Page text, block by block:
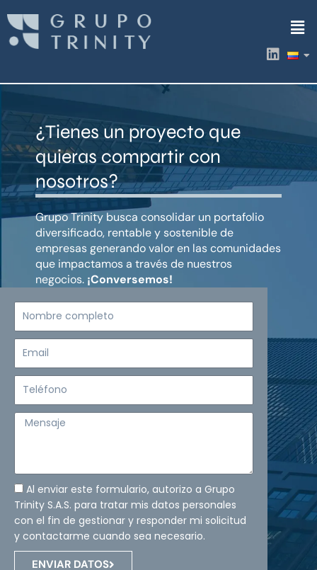
contenido
L
i
k
i
¿Tienes un proyecto que
quieras compartir con
nosotros?
Grupo Trinity busca consolidar un portafolio
diversificado, rentable y sostenible de
empresas generando valor en las comunidades
que impactamos a través de nuestros
negocios. ¡Conversemos!
Mensaje
Al enviar este formulario, autorizo a Grupo
Trinity S.A.S. para tratar mis datos personales
con el fin de gestionar y responder mi solicitud
y contactarme cuando sea necesario.
ENVIAR DATOS